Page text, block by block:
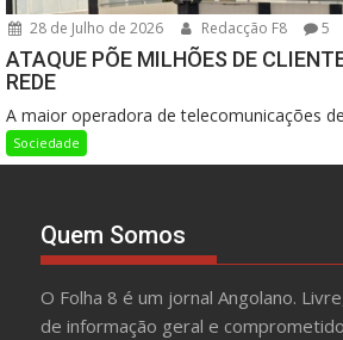
28 de Julho de 2026 Redacção F8 5
ATAQUE PÕE MILHÕES DE
REDE
A maior operadora de telecomunicações
Sociedade
Quem Somos
O Folha 8 é um jornal Angolano.
de informação geral e